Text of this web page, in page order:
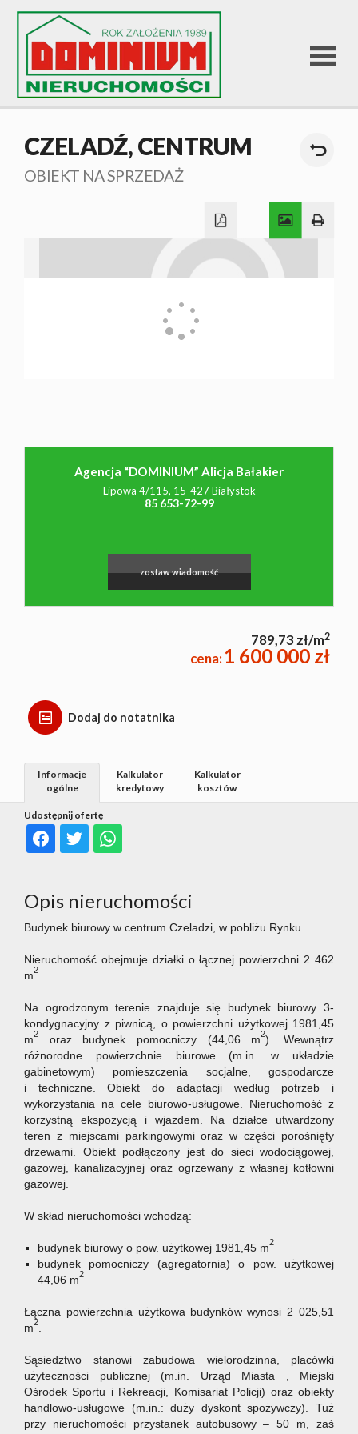
STRONA
OFERTA
O NAS
CZELADŹ,CENTRUM
OBIEKT NA SPRZEDAŻ
Agencja “DOMINIUM” Alicja Bałakier
Lipowa 4/115, 15-427 Białystok
85 653-72-99
zostaw wiadomość
789,73 zł/m2
cena:1 600 000 zł
Dodaj do notatnika
Udostępnij ofertę
Informacje
ogólne
Kalkulator
kredytowy
Kalkulator
kosztów
Opis nieruchomości
Budynek biurowy w centrum Czeladzi, w pobliżu Rynku.
Nieruchomość obejmuje działki o łącznej powierzchni 2 462
m2
Na ogrodzonym terenie znajduje się budynek biurowy 3-
kondygnacyjny z piwnicą, o powierzchni użytkowej 1981,45
m2 oraz budynek pomocniczy (44,06 m2). Wewnątrz
różnorodne powierzchnie biurowe (m.in. w układzie
gabinetowym) pomieszczenia socjalne, gospodarcze
i
techniczne. Obiekt do adaptacji według potrzeb i
wykorzystania na cele biurowo-usługowe. Nieruchomość z
korzystną ekspozycją i wjazdem. Na działce utwardzony
teren z miejscami parkingowymi oraz w części porośnięty
drzewami. Obiekt podłączony jest do sieci wodociągowej,
gazowej, kanalizacyjnej oraz ogrzewany z własnej kotłowni
gazowej.
W skład nieruchomości wchodzą:
budynek biurowy o pow. użytkowej 1981,45 m2
budynek pomocniczy (agregatornia) o pow. użytkowej
44,06 m2
Łączna powierzchnia użytkowa budynków wynosi 2 025,51
m2
Sąsiedztwo stanowi zabudowa wielorodzinna, placówki
użyteczności publicznej (m.in. Urząd Miasta , Miejski
Ośrodek Sportu i Rekreacji, Komisariat Policji) oraz obiekty
handlowo-usługowe (m.in.: duży dyskont spożywczy). Tuż
przy nieruchomości przystanek autobusowy – 50 m, zaś